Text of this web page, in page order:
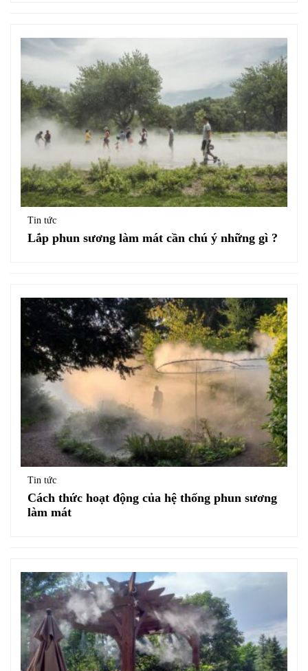
Tin tức
Lắp phun sương làm mát cần chú ý những gì ?
Tin tức
Cách thức hoạt động của hệ thống phun sương
làm mát